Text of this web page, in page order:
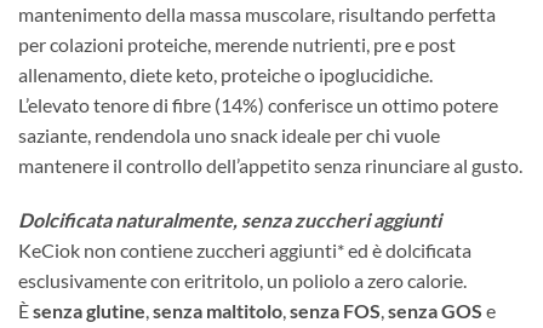
mantenimento della massa muscolare, risultando perfetta
per colazioni proteiche, merende nutrienti, pre e post
allenamento, diete keto, proteiche o ipoglucidiche.
L’elevato tenore di fibre (14%) conferisce un ottimo potere
saziante, rendendola uno snack ideale per chi vuole
mantenere il controllo dell’appetito senza rinunciare al gusto.
Dolcificata naturalmente, senza zuccheri aggiunti
KeCiok non contiene zuccheri aggiunti* ed è dolcificata
esclusivamente con eritritolo, un poliolo a zero calorie.
Èsenza glutine,senza maltitolo,senza FOS,senza GOS e